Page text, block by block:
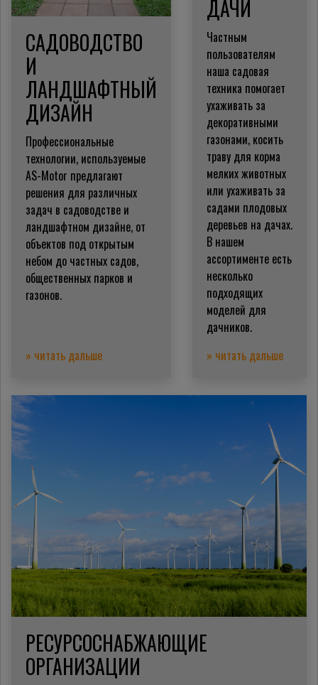
САДОВОДСТВО
И
ЛАНДШАФТНЫЙ
ДИЗАЙН
Профессиональные
технологии, используемые
AS-Motor предлагают
решения для различных
задач в садоводстве и
ландшафтном дизайне, от
объектов под открытым
небом до частных садов,
общественных парков и
газонов.
» читать дальше
ДАЧИ
Частным
пользователям
наша садовая
техника помогает
ухаживать за
декоративными
газонами, косить
траву для корма
мелких животных
или ухаживать за
садами плодовых
деревьев на дачах.
В нашем
ассортименте есть
несколько
подходящих
моделей для
дачников.
» читать дальше
РЕСУРСОСНАБЖАЮЩИЕ
ОРГАНИЗАЦИИ